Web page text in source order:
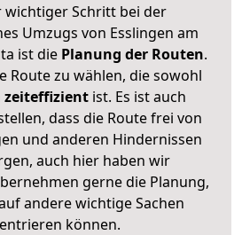
wichtiger Schritt bei der
Umzugs von Esslingen am
ist diePlanung der Routen.
Route zu wählen, die sowohl
zeiteffizientist. Es ist auch
dass die Route frei von
und anderen Hindernissen
auch hier haben wir
gerne die Planung,
andere wichtige Sachen
können.